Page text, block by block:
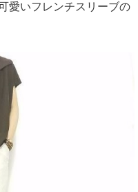
愛いフレンチスリーブの